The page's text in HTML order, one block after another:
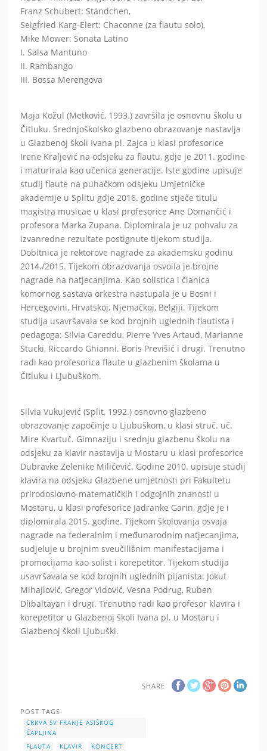
Franz Schubert: Ständchen,
Seigfried Karg-Elert: Chaconne (za flautu solo),
Mike Mower: Sonata Latino
I. Salsa Mantuno
II. Rambango
III. Bossa Merengova
Maja Kožul (Metković, 1993.) završila je osnovnu školu u
Čitluku. Srednjoškolsko glazbeno obrazovanje nastavlja
u Glazbenoj školi Ivana pl. Zajca u klasi profesorice
Irene Kraljević na odsjeku za flautu, gdje je 2011. godine
i maturirala kao učenica generacije. lste godine upisuje
studij flaute na puhačkom odsjeku Umjetničke
akademije u Splitu gdje 2016. godine stječe titulu
magistra musicae u klasi profesorice Ane Domančić i
profesora Marka Zupana. Diplomirala je uz pohvalu za
izvanredne rezultate postignute tijekom studija.
Dobitnica je rektorove nagrade za akademsku godinu
2014./2015. Tijekom obrazovanja osvoiIa je brojne
nagrade na natjecanjima. Kao solistica i članica
komornog sastava orkestra nastupala je u Bosni i
Hercegovini, Hrvatskoj, Njemačkoj, Belgiji. Tijekom
studija usavršavala se kod brojnih uglednih flautista i
pedagoga: Silvia Careddu, Pierre Yves Artaud, Marianne
Stucki, Riccardo Ghianni. Boris Previšić i drugi. Trenutno
radi kao profesorica flaute u glazbenim školama u
Čitluku i Ljubuškom.
Silvia Vukujević (Split, 1992.) osnovno glazbeno
obrazovanje započinje u Ljubuškom, u klasi struč. uč.
Mire Kvartuč. Gimnaziju i srednju glazbenu školu na
odsjeku za klavir nastavlja u Mostaru u klasi profesorice
Dubravke Zelenike Miličević. Godine 2010. upisuje studij
klavira na odsjeku Glazbene umjetnosti pri Fakultetu
prirodoslovno-matematičkih i odgojnih znanosti u
Mostaru, u klasi profesorice Jadranke Garin, gdje je i
diplomirala 2015. godine. Tijekom školovanja osvaja
nagrade na federalnim i međunarodnim natjecanjima,
sudjeluje u brojnim sveučilišnim manifestacijama i
promocijama kao solist i korepetitor. Tijekom studija
usavršavala se kod brojnih uglednih pijanista: Jokut
Mihajlović, Gregor Vidović, Vesna Podrug, Ruben
Dlibaltayan i drugi. Trenutno radi kao profesor klavira i
korepetitor u Glazbenoj školi Ivana pl. u Mostaru i
Glazbenoj školi Ljubuški.
SHARE
POST TAGS
CRKVA SV FRANJE ASIŠKOG
ČAPLJINA
FLAUTA
KLAVIR
KONCERT